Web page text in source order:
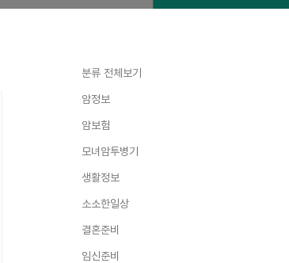
분류 전체보기
암정보
암보험
모녀암투병기
생활정보
소소한일상
결혼준비
임신준비